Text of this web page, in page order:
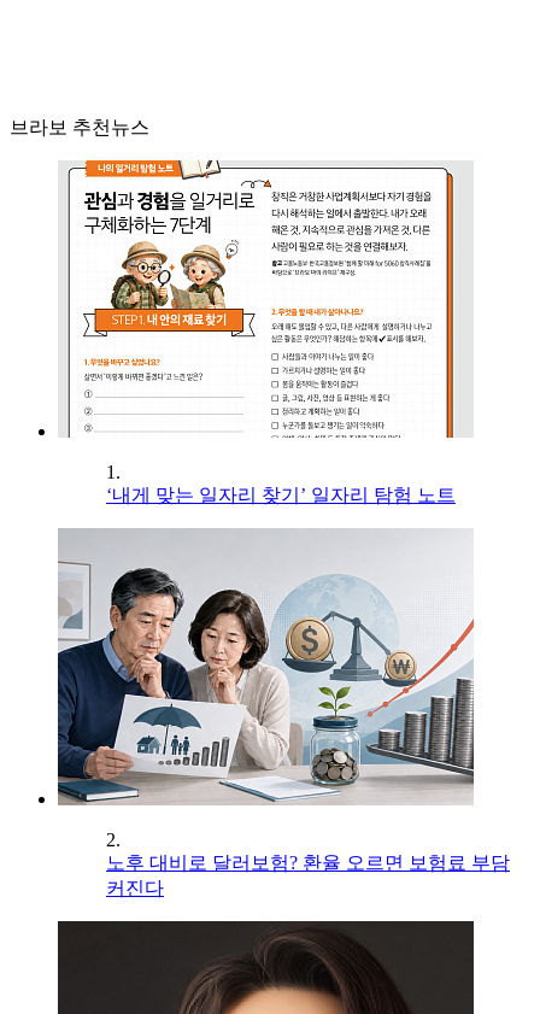
브라보 추천뉴스
1.
‘내게 맞는 일자리 찾기’ 일자리 탐험 노트
2.
노후 대비로 달러보험? 환율 오르면 보험료 부담
커진다